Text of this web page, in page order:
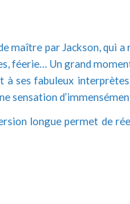
maître par Jackson, qui
féerie… Un grand
à ses fabuleux
sensation
longue permet de